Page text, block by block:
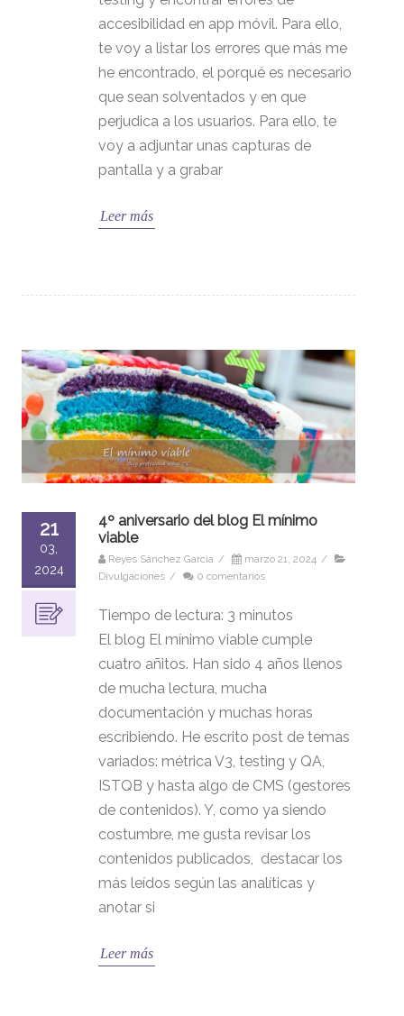
accesibilidad en app móvil. Para ello,
te voy a listar los errores que más me
he encontrado, el porqué es necesario
que sean solventados y en que
perjudica a los usuarios. Para ello, te
voy a adjuntar unas capturas de
pantalla y a grabar
Leer más
21
03,
2024
4º aniversario del blog El mínimo
viable
Reyes Sánchez García / marzo 21, 2024 /
Divulgaciones / 0 comentarios
Tiempo de lectura: 3 minutos
El blog El mínimo viable cumple
cuatro añitos. Han sido 4 años llenos
de mucha lectura, mucha
documentación y muchas horas
escribiendo. He escrito post de temas
variados: métrica V3, testing y QA,
ISTQB y hasta algo de CMS (gestores
de contenidos). Y, como ya siendo
costumbre, me gusta revisar los
contenidos publicados, destacar los
más leídos según las analíticas y
anotar si
Leer más